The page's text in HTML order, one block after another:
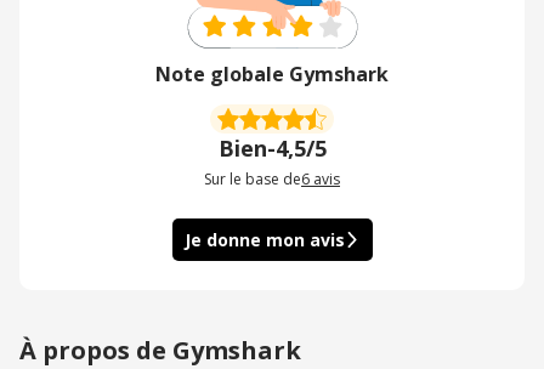
Note globale Gymshark
Bien-4,5/5
Sur le base de6 avis
Je donne mon avis
À propos de Gymshark